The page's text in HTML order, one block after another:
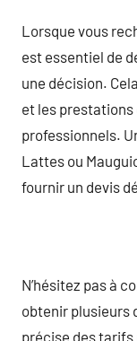
Lorsque vous
est essentiel de
une décision.
et les
professionnels.
Lattes ou
fournir un devis
N’hésitez pas à
obtenir plusieurs
précise des